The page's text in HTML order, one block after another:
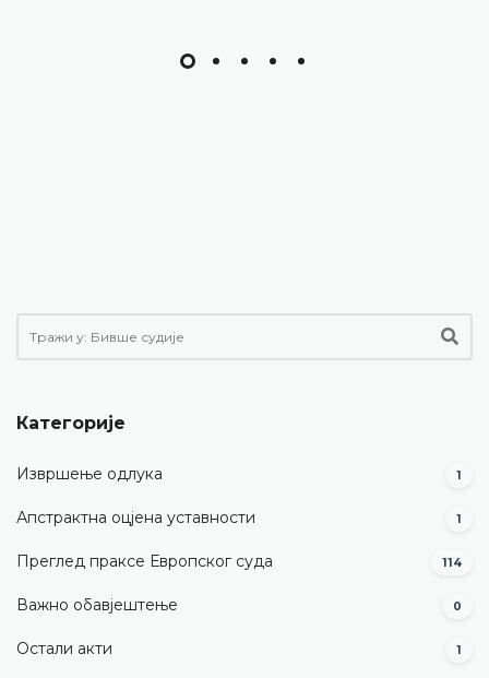
Категорије
Извршење одлука 1
Апстрактна оцјена уставности 1
Преглед праксе Европског суда 114
Важно обавјештење 0
Остали акти 1